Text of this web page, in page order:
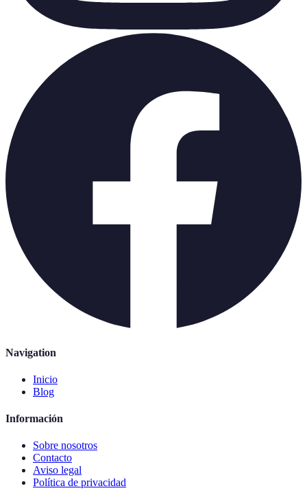
Navigation
Inicio
Blog
Información
Sobre nosotros
Contacto
Aviso legal
Política de privacidad